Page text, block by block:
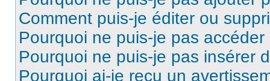
Comment puis-je éditer ou
Pourquoi ne puis-je pas
Pourquoi ne puis-je pas insérer
Pourquoi ai-je reçu un